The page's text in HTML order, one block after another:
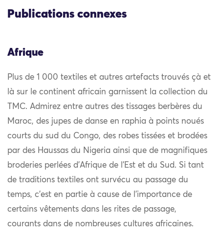
Publications connexes
Afrique
Plus de 1 000 textiles et autres artefacts trouvés çà et
là sur le continent africain garnissent la collection du
TMC. Admirez entre autres des tissages berbères du
Maroc, des jupes de danse en raphia à points noués
courts du sud du Congo, des robes tissées et brodées
par des Haussas du Nigeria ainsi que de magnifiques
broderies perlées d’Afrique de l’Est et du Sud. Si tant
de traditions textiles ont survécu au passage du
temps, c’est en partie à cause de l’importance de
certains vêtements dans les rites de passage,
courants dans de nombreuses cultures africaines.